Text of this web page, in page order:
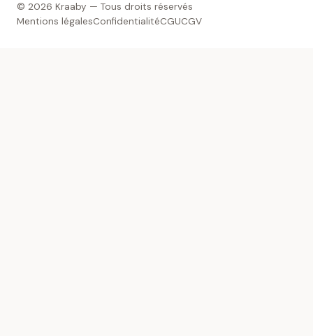
© 2026 Kraaby — Tous droits réservés
Mentions légalesConfidentialitéCGUCGV